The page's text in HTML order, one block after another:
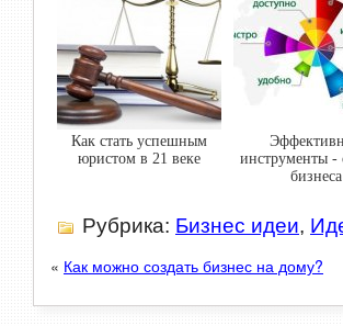
Как стать успешным
юристом в 21 веке
инструменты -
бизнеса
Рубрика: Бизнес идеи,
« Как можно создать бизнес на дому?